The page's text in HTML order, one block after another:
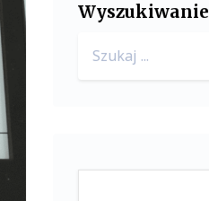
Wyszukiwanie
for: